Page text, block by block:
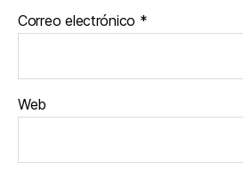
Correo electrónico *
Web